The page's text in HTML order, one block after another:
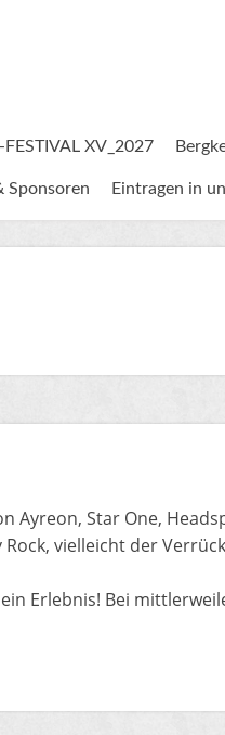
XV_2027
Sponsoren Eintragen in
Ayreon, Star One,
vielleicht der
Erlebnis! Bei